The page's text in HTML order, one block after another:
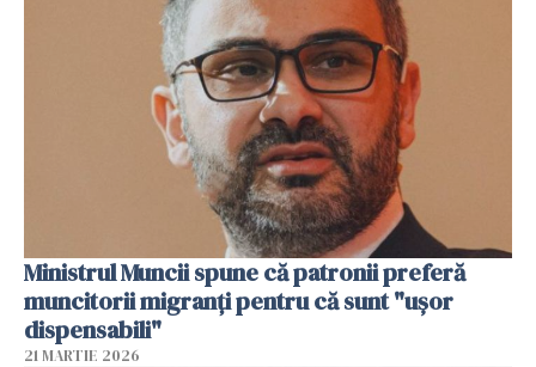
Ministrul Muncii spune că patronii preferă
muncitorii migranți pentru că sunt "uşor
dispensabili"
21 MARTIE 2026